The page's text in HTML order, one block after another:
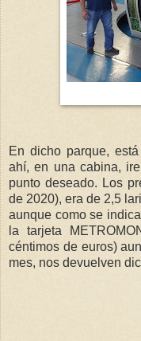
En dicho parque,
ahí, en una cabina,
punto deseado. Los
de 2020), era de 2,5
aunque como se
la tarjeta
céntimos de euros)
mes, nos devuelven